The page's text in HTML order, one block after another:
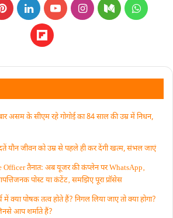
असम के सीएम रहे गोगोई का 84 साल की उम्र में निधन,
याैन जीवन को उम्र से पहले ही कर देंगी खत्म, संभल जाएं
Officer तैनात: अब यूजर की कंप्लेन पर WhatsApp‚
पोस्ट या कंटेंट‚ समझिए पूरा प्रॉसेस
क्या पोषक तत्व होते हैं? निगल लिया जाए तो क्या होगा?
आप शर्माते हैं?